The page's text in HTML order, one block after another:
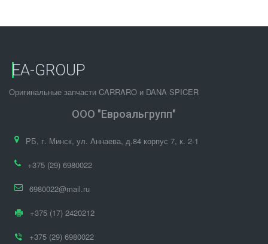
EA-GROUP
Оригинальные запчасти CARRARO и DANA SPICER
ООО "Евроальгрупп"
РБ, г. Минск, ул. Аннаева, д.84 корпус 7, к. 2-1
+375 (29) 6980022
6980022@mail.ru
+375 (17) 2420212
+375 (29) 6980022